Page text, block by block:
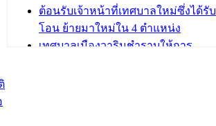
ต้อนรับเจ้าหน้าที่เทศบาลใหม่ซึ่งได้รับ
โอน ย้ายมาใหม่ใน 4 ตำแหน่ง
เทศบาลเมืองวารินชำราบให้การ